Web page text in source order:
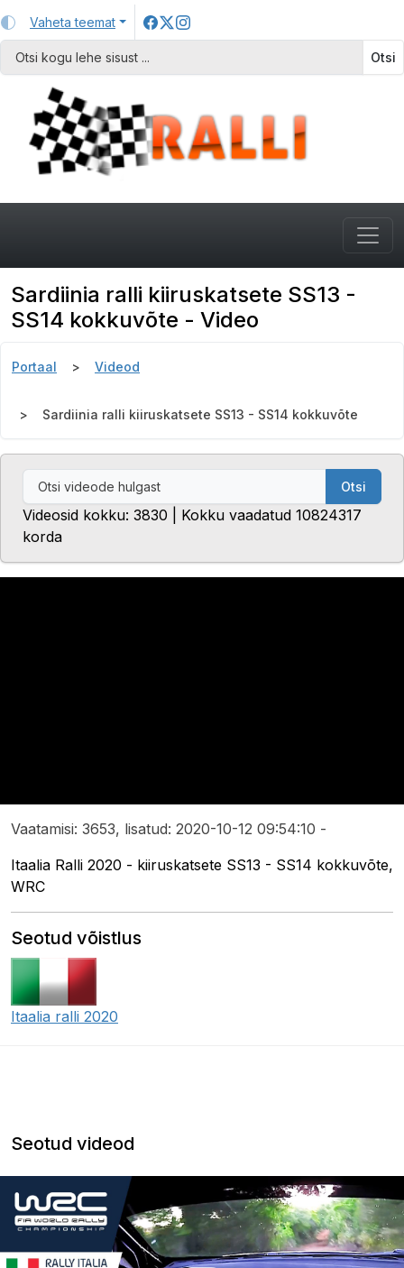
Vaheta teemat
Otsi
Sardiinia ralli kiiruskatsete SS13 -
SS14 kokkuvõte - Video
Portaal Videod
Sardiinia ralli kiiruskatsete SS13 - SS14 kokkuvõte
Otsi
Videosid kokku: 3830 | Kokku vaadatud 10824317
korda
Vaatamisi: 3653, lisatud: 2020-10-12 09:54:10 -
Itaalia Ralli 2020 - kiiruskatsete SS13 - SS14 kokkuvõte,
WRC
Seotud võistlus
Itaalia ralli 2020
Seotud videod